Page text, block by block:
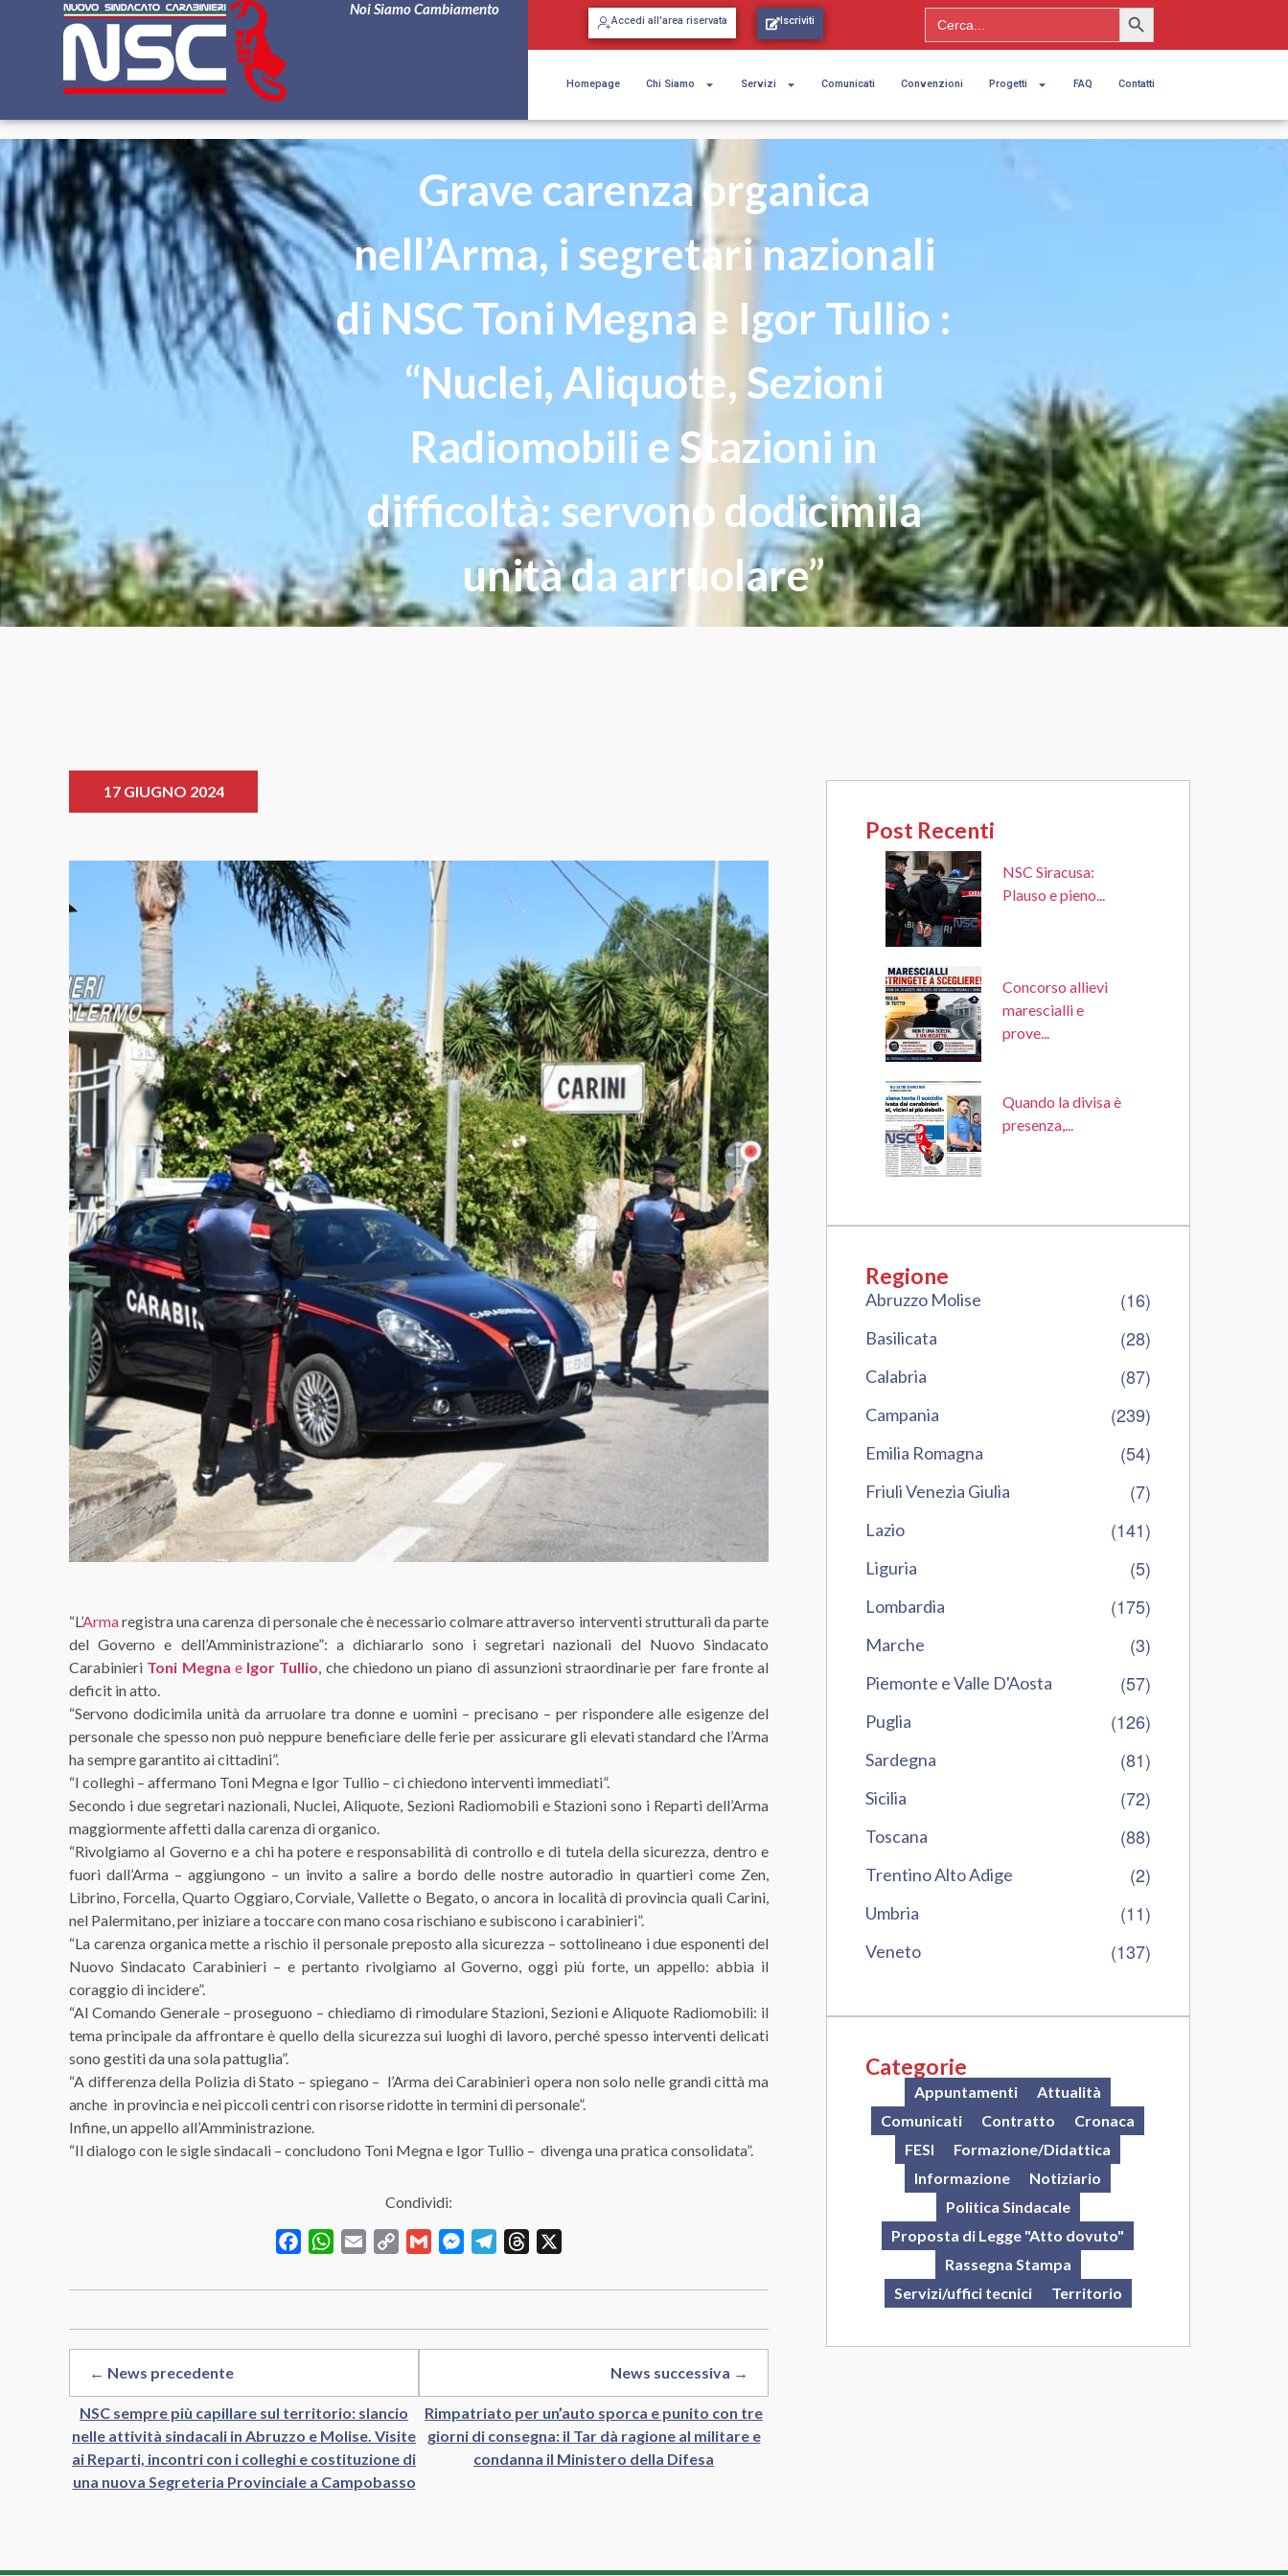
Noi Siamo Cambiamento
Accedi all'area riservata Iscriviti Search
for:
Search Button
Homepage Chi Siamo Servizi Comunicati Convenzioni Progetti FAQ Contatti
Grave carenza organica
nell’Arma, i segretari nazionali
di NSC Toni Megna e Igor Tullio :
“Nuclei, Aliquote, Sezioni
Radiomobili e Stazioni in
difficoltà: servono dodicimila
unità da arruolare”
17 GIUGNO 2024
“L’Armaregistra una carenza di personale che è necessario colmare attraverso interventi strutturali da parte
del Governo e dell’Amministrazione”: a dichiararlo sono i segretari nazionali del Nuovo Sindacato
Carabinieri Toni Megna eIgor Tullio , che chiedono un piano di assunzioni straordinarie per fare fronte al
deficit in atto.
“Servono dodicimila unità da arruolare tra donne e uomini – precisano – per rispondere alle esigenze del
personale che spesso non può neppure beneficiare delle ferie per assicurare gli elevati standard che l’Arma
ha sempre garantito ai cittadini”.
“I colleghi – affermano Toni Megna e Igor Tullio – ci chiedono interventi immediati”.
Secondo i due segretari nazionali, Nuclei, Aliquote, Sezioni Radiomobili e Stazioni sono i Reparti dell’Arma
maggiormente affetti dalla carenza di organico.
“Rivolgiamo al Governo e a chi ha potere e responsabilità di controllo e di tutela della sicurezza, dentro e
fuori dall’Arma – aggiungono – un invito a salire a bordo delle nostre autoradio in quartieri come Zen,
Librino, Forcella, Quarto Oggiaro, Corviale, Vallette o Begato, o ancora in località di provincia quali Carini,
nel Palermitano, per iniziare a toccare con mano cosa rischiano e subiscono i carabinieri”.
“La carenza organica mette a rischio il personale preposto alla sicurezza – sottolineano i due esponenti del
Nuovo Sindacato Carabinieri – e pertanto rivolgiamo al Governo, oggi più forte, un appello: abbia il
coraggio di incidere”.
“Al Comando Generale – proseguono – chiediamo di rimodulare Stazioni, Sezioni e Aliquote Radiomobili: il
tema principale da affrontare è quello della sicurezza sui luoghi di lavoro, perché spesso interventi delicati
sono gestiti da una sola pattuglia”.
“A differenza della Polizia di Stato – spiegano – l’Arma dei Carabinieri opera non solo nelle grandi città ma
anche in provincia e nei piccoli centri con risorse ridotte in termini di personale”.
Infine, un appello all’Amministrazione.
“Il dialogo con le sigle sindacali – concludono Toni Megna e Igor Tullio – divenga una pratica consolidata”.
Condividi:
FacebookWhatsApp
Email
Copy
Gmail MessengerTelegramThreads
← News precedente
NSC sempre più capillare sul territorio: slancio
nelle attività sindacali in Abruzzo e Molise. Visite
ai Reparti, incontri con i colleghi e costituzione di
una nuova Segreteria Provinciale a Campobasso
News successiva →
Rimpatriato per un’auto sporca e punito con tre
giorni di consegna: il Tar dà ragione al militare e
condanna il Ministero della Difesa
Post Recenti
NSC Siracusa:
Plauso e pieno...
Concorso allievi
marescialli e
prove...
Quando la divisa è
presenza,...
Regione
Abruzzo Molise (16)
Basilicata (28)
Calabria (87)
Campania (239)
Emilia Romagna (54)
Friuli Venezia Giulia (7)
Lazio (141)
Liguria (5)
Lombardia (175)
Marche (3)
Piemonte e Valle D'Aosta (57)
Puglia (126)
Sardegna (81)
Sicilia (72)
Toscana (88)
Trentino Alto Adige (2)
Umbria (11)
Veneto (137)
Categorie
Appuntamenti
Attualità
Comunicati
Contratto
Cronaca
FESI
Formazione/Didattica
Informazione
Notiziario
Politica Sindacale
Proposta di Legge "Atto dovuto"
Rassegna Stampa
Servizi/uffici tecnici
Territorio